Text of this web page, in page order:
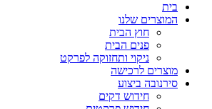
בית
המוצרים שלנו
חוץ הבית
פנים הבית
ניקוי ותחזוקה לפרקט
מוצרים לרכישה
סירנובה ביצוע
חידוש דקים